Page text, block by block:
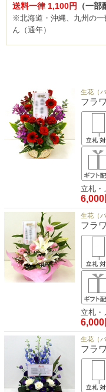
送料一律 1,100円 （一
※北海道・沖縄、九州の
ん（通年）
生花（
フラ
立札・
6,000
生花（
フラ
立札・
6,000
生花（
フラ